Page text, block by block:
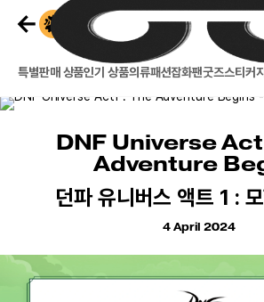
DNF Universe
Adventure
던파 유니버스 액트 1 :
4 April 2024
특별판매 상품인기 상품의류패션잡화팬굿즈스티커